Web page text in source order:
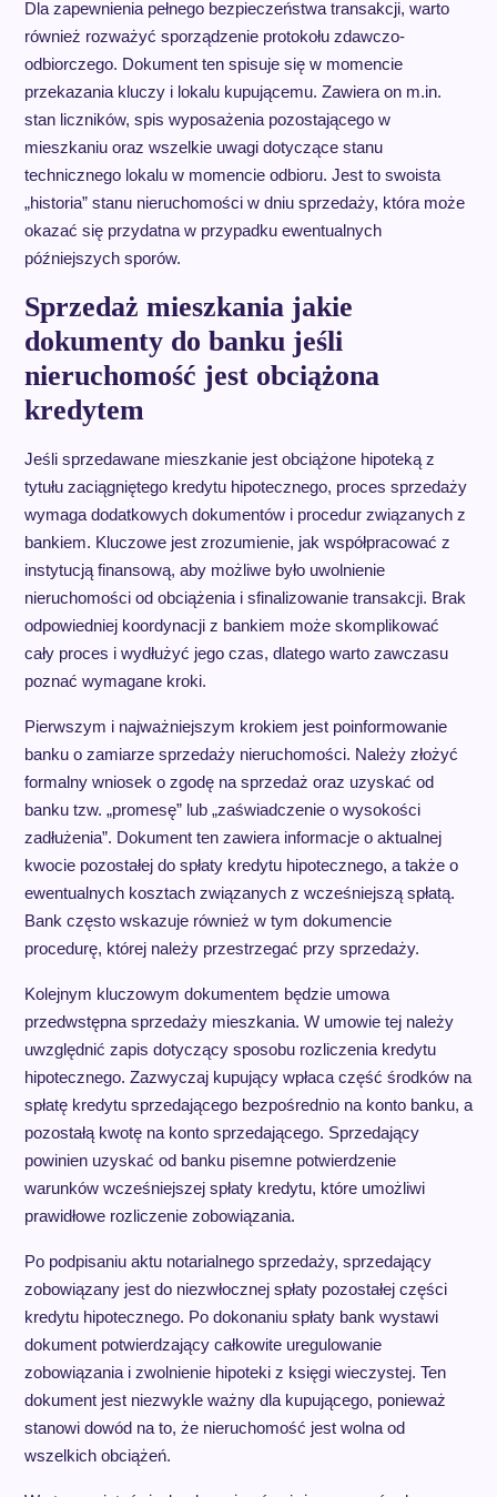
Dla zapewnienia pełnego bezpieczeństwa transakcji, warto
również rozważyć sporządzenie protokołu zdawczo-
odbiorczego. Dokument ten spisuje się w momencie
przekazania kluczy i lokalu kupującemu. Zawiera on m.in.
stan liczników, spis wyposażenia pozostającego w
mieszkaniu oraz wszelkie uwagi dotyczące stanu
technicznego lokalu w momencie odbioru. Jest to swoista
„historia” stanu nieruchomości w dniu sprzedaży, która może
okazać się przydatna w przypadku ewentualnych
późniejszych sporów.
Sprzedaż mieszkania jakie
dokumenty do banku jeśli
nieruchomość jest obciążona
kredytem
Jeśli sprzedawane mieszkanie jest obciążone hipoteką z
tytułu zaciągniętego kredytu hipotecznego, proces sprzedaży
wymaga dodatkowych dokumentów i procedur związanych z
bankiem. Kluczowe jest zrozumienie, jak współpracować z
instytucją finansową, aby możliwe było uwolnienie
nieruchomości od obciążenia i sfinalizowanie transakcji. Brak
odpowiedniej koordynacji z bankiem może skomplikować
cały proces i wydłużyć jego czas, dlatego warto zawczasu
poznać wymagane kroki.
Pierwszym i najważniejszym krokiem jest poinformowanie
banku o zamiarze sprzedaży nieruchomości. Należy złożyć
formalny wniosek o zgodę na sprzedaż oraz uzyskać od
banku tzw. „promesę” lub „zaświadczenie o wysokości
zadłużenia”. Dokument ten zawiera informacje o aktualnej
kwocie pozostałej do spłaty kredytu hipotecznego, a także o
ewentualnych kosztach związanych z wcześniejszą spłatą.
Bank często wskazuje również w tym dokumencie
procedurę, której należy przestrzegać przy sprzedaży.
Kolejnym kluczowym dokumentem będzie umowa
przedwstępna sprzedaży mieszkania. W umowie tej należy
uwzględnić zapis dotyczący sposobu rozliczenia kredytu
hipotecznego. Zazwyczaj kupujący wpłaca część środków na
spłatę kredytu sprzedającego bezpośrednio na konto banku, a
pozostałą kwotę na konto sprzedającego. Sprzedający
powinien uzyskać od banku pisemne potwierdzenie
warunków wcześniejszej spłaty kredytu, które umożliwi
prawidłowe rozliczenie zobowiązania.
Po podpisaniu aktu notarialnego sprzedaży, sprzedający
zobowiązany jest do niezwłocznej spłaty pozostałej części
kredytu hipotecznego. Po dokonaniu spłaty bank wystawi
dokument potwierdzający całkowite uregulowanie
zobowiązania i zwolnienie hipoteki z księgi wieczystej. Ten
dokument jest niezwykle ważny dla kupującego, ponieważ
stanowi dowód na to, że nieruchomość jest wolna od
wszelkich obciążeń.